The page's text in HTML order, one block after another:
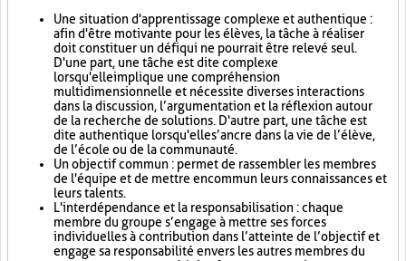
Une situation d'apprentissage complexe et authentique :
afin d'être motivante pour les élèves, la tâche à réaliser
doit constituer un défi qui ne pourrait être relevé seul.
D'une part, une tâche est dite complexe
lorsqu'elle implique une compréhension
multidimensionnelle et nécessite diverses interactions
dans la discussion, l’argumentation et la réflexion autour
de la recherche de solutions. D'autre part, une tâche est
dite authentique lorsqu'elle s’ancre dans la vie de l’élève,
de l’école ou de la communauté.
Un objectif commun : permet de rassembler les membres
de l'équipe et de mettre en commun leurs connaissances et
leurs talents.
L'interdépendance et la responsabilisation : chaque
membre du groupe s’engage à mettre ses forces
individuelles à contribution dans l’atteinte de l’objectif et
engage sa responsabilité envers les autres membres du